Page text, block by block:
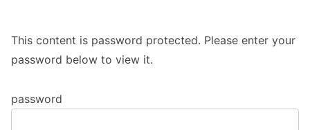
This content is password protected. Please enter your
password below to view it.
password